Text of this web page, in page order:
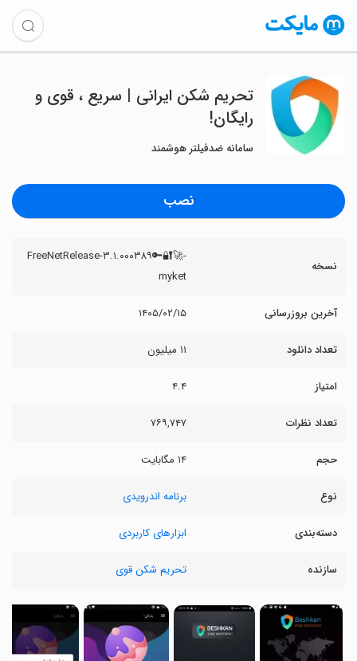
تحریم شکن ایرانی | سریع ، قوی و
رایگان!
سامانه ضدفیلتر هوشمند
نصب
نسخه
FreeNetRelease-۳.۱.۰۰۰۳۸۹🔑🔐🚀-
myket
آخرین بروزرسانی ۱۴۰۵/۰۲/۱۵
تعداد دانلود ۱۱ میلیون
امتیاز ۴.۴
تعداد نظرات ۷۶۹,۷۴۷
حجم ۱۴ مگابایت
نوع برنامه اندرویدی
دسته‌بندی ابزارهای کاربردی
سازنده تحریم شکن قوی